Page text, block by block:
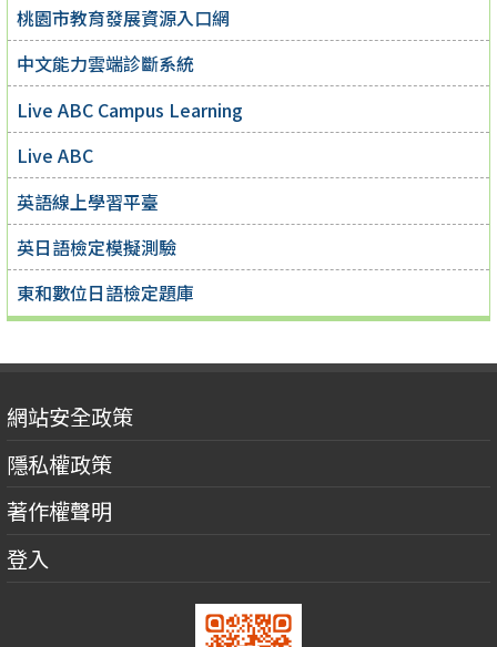
桃園市教育發展資源入口網
中文能力雲端診斷系統
Live ABC Campus Learning
Live ABC
英語線上學習平臺
英日語檢定模擬測驗
東和數位日語檢定題庫
網站安全政策
隱私權政策
著作權聲明
登入